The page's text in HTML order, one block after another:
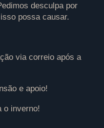
desculpa por
possa causar.
via correio após a
e apoio!
o inverno!